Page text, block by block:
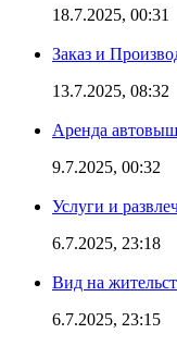
18.7.2025, 00:31
Заказ и
13.7.2025, 08:32
Аренда
9.7.2025, 00:32
Услуги и
6.7.2025, 23:18
Вид на
6.7.2025, 23:15